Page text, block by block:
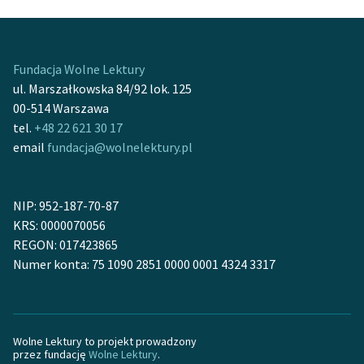
Fundacja Wolne Lektury
ul. Marszałkowska 84/92 lok. 125
00-514 Warszawa
tel. +48 22 621 30 17
email fundacja@wolnelektury.pl
NIP: 952-187-70-87
KRS: 0000070056
REGON: 017423865
Numer konta: 75 1090 2851 0000 0001 4324 3317
Wolne Lektury to projekt prowadzony
przez fundację Wolne Lektury.